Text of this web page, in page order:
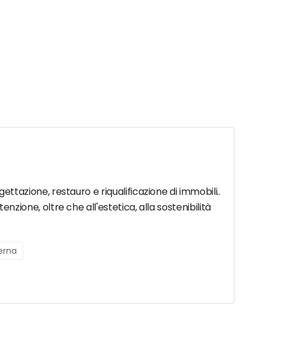
restauro e riqualificazione di immobili..
oltre che all'estetica, alla sostenibilità